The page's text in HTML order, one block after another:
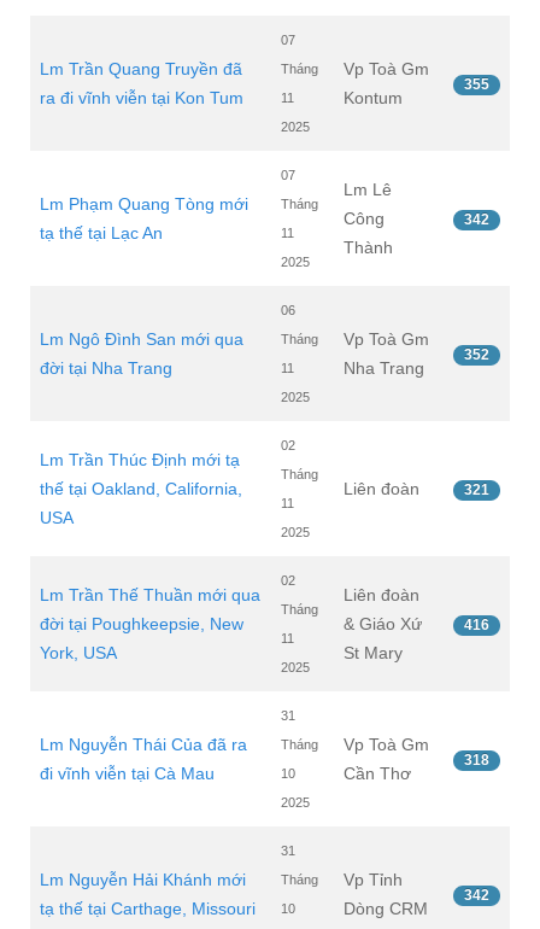
Lm Trần Quang Truyền đã
ra đi vĩnh viễn tại Kon Tum
07
Tháng
11
2025
Vp Toà Gm
Kontum
355
Lm Phạm Quang Tòng mới
tạ thế tại Lạc An
07
Tháng
11
2025
Lm Lê
Công
Thành
342
Lm Ngô Đình San mới qua
đời tại Nha Trang
06
Tháng
11
2025
Vp Toà Gm
Nha Trang
352
Lm Trần Thúc Định mới tạ
thế tại Oakland, California,
USA
02
Tháng
11
2025
Liên đoàn 321
Lm Trần Thế Thuần mới qua
đời tại Poughkeepsie, New
York, USA
02
Tháng
11
2025
Liên đoàn
& Giáo Xứ
St Mary
416
Lm Nguyễn Thái Của đã ra
đi vĩnh viễn tại Cà Mau
31
Tháng
10
2025
Vp Toà Gm
Cần Thơ
318
Lm Nguyễn Hải Khánh mới
tạ thế tại Carthage, Missouri
31
Tháng
10
Vp Tỉnh
Dòng CRM
342